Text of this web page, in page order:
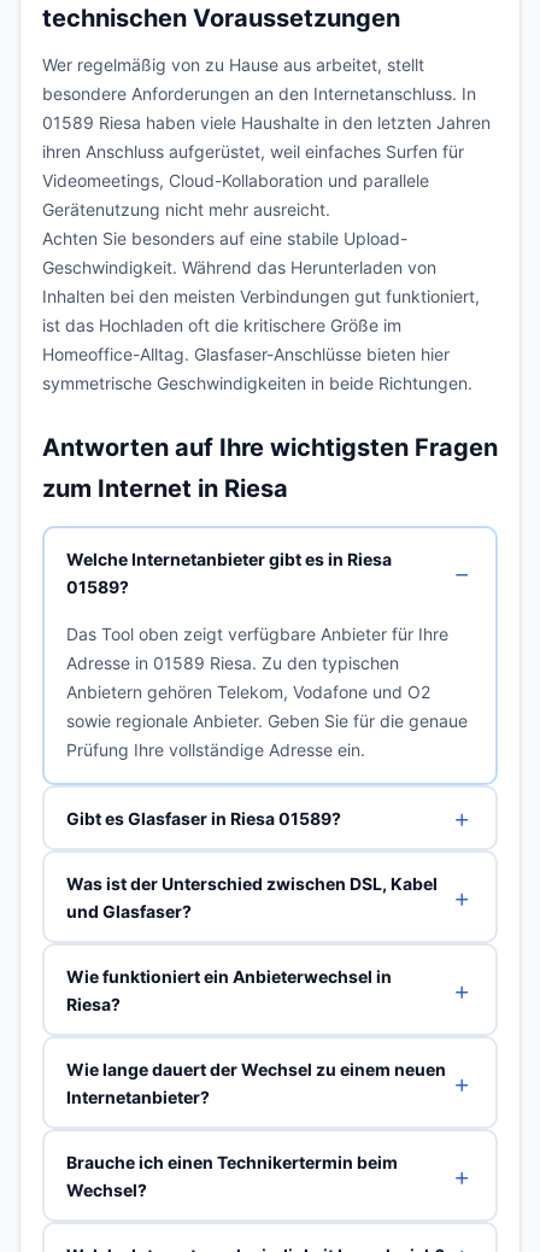
technischen Voraussetzungen
Wer regelmäßig von zu Hause aus arbeitet, stellt
besondere Anforderungen an den Internetanschluss. In
01589 Riesa haben viele Haushalte in den letzten Jahren
ihren Anschluss aufgerüstet, weil einfaches Surfen für
Videomeetings, Cloud-Kollaboration und parallele
Gerätenutzung nicht mehr ausreicht.
Achten Sie besonders auf eine stabile Upload-
Geschwindigkeit. Während das Herunterladen von
Inhalten bei den meisten Verbindungen gut funktioniert,
ist das Hochladen oft die kritischere Größe im
Homeoffice-Alltag. Glasfaser-Anschlüsse bieten hier
symmetrische Geschwindigkeiten in beide Richtungen.
Antworten auf Ihre wichtigsten Fragen
zum Internet in Riesa
Welche Internetanbieter gibt es in Riesa
01589?
Das Tool oben zeigt verfügbare Anbieter für Ihre
Adresse in 01589 Riesa. Zu den typischen
Anbietern gehören Telekom, Vodafone und O2
sowie regionale Anbieter. Geben Sie für die genaue
Prüfung Ihre vollständige Adresse ein.
Gibt es Glasfaser in Riesa 01589?
Was ist der Unterschied zwischen DSL, Kabel
und Glasfaser?
Wie funktioniert ein Anbieterwechsel in
Riesa?
Wie lange dauert der Wechsel zu einem neuen
Internetanbieter?
Brauche ich einen Technikertermin beim
Wechsel?